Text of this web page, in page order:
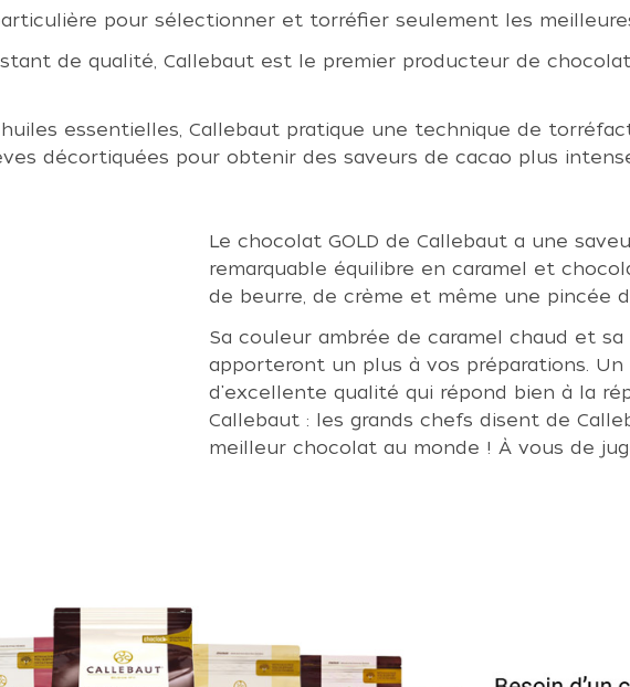
pour sélectionner et torréfier seulement les
de qualité, Callebaut est le premier producteur de
essentielles, Callebaut pratique une technique de
décortiquées pour obtenir des saveurs de cacao plus
Le chocolat GOLD de Callebaut a une
remarquable équilibre en caramel et
de beurre, de crème et même une pincée
Sa couleur ambrée de caramel chaud et
apporteront un plus à vos préparations.
d'excellente qualité qui répond bien à la
Callebaut : les grands chefs disent de
meilleur chocolat au monde ! À vous de